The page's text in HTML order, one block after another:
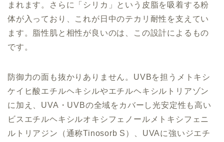
まれます。さらに「シリカ」という皮脂を吸着する粉
体が入っており、これが日中のテカリ耐性を支えてい
ます。脂性肌と相性が良いのは、この設計によるもの
です。
防御力の面も抜かりありません。UVBを担うメトキシ
ケイヒ酸エチルヘキシルやエチルヘキシルトリアゾン
に加え、UVA・UVBの全域をカバーし光安定性も高い
ビスエチルヘキシルオキシフェノールメトキシフェニ
ルトリアジン（通称Tinosorb S）、UVAに強いジエチ